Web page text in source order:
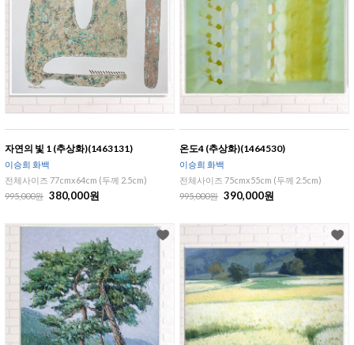
자연의 빛 1 (추상화)(1463131)
이승희 화백
전체사이즈 77cmx64cm (두께 2.5cm)
995,000원 380,000원
온도4 (추상화)(1464530)
이승희 화백
전체사이즈 75cmx55cm (두께 2.5cm)
995,000원 390,000원